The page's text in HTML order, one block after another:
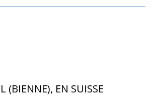
(BIENNE), EN SUISSE